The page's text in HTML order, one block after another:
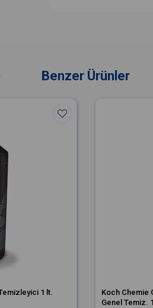
Benzer Ürünler
1 lt.
Koch Chemie
Genel Temiz.